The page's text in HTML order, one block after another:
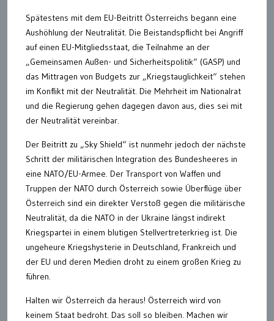
Spätestens mit dem EU-Beitritt Österreichs begann eine
Aushöhlung der Neutralität. Die Beistandspflicht bei Angriff
auf einen EU-Mitgliedsstaat, die Teilnahme an der
„Gemeinsamen Außen- und Sicherheitspolitik“ (GASP) und
das Mittragen von Budgets zur „Kriegstauglichkeit“ stehen
im Konflikt mit der Neutralität. Die Mehrheit im Nationalrat
und die Regierung gehen dagegen davon aus, dies sei mit
der Neutralität vereinbar.
Der Beitritt zu „Sky Shield“ ist nunmehr jedoch der nächste
Schritt der militärischen Integration des Bundesheeres in
eine NATO/EU-Armee. Der Transport von Waffen und
Truppen der NATO durch Österreich sowie Überflüge über
Österreich sind ein direkter Verstoß gegen die militärische
Neutralität, da die NATO in der Ukraine längst indirekt
Kriegspartei in einem blutigen Stellvertreterkrieg ist. Die
ungeheure Kriegshysterie in Deutschland, Frankreich und
der EU und deren Medien droht zu einem großen Krieg zu
führen.
Halten wir Österreich da heraus! Österreich wird von
keinem Staat bedroht. Das soll so bleiben. Machen wir